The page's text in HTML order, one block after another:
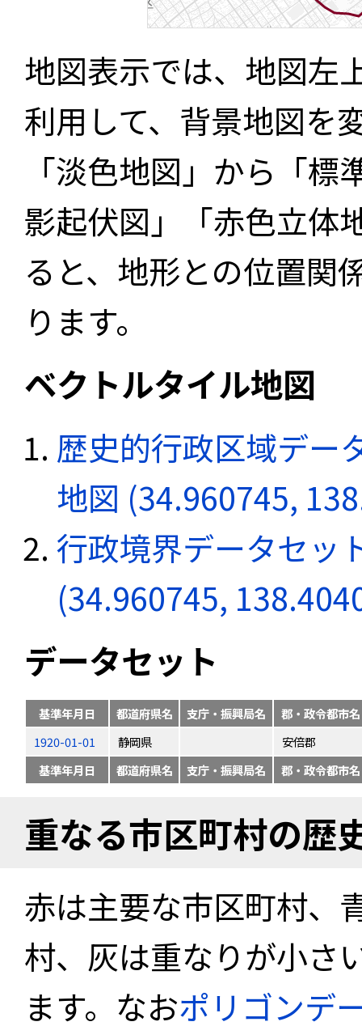
地図表示では、地図左
利用して、背景地図を
「淡色地図」から「
影起伏図」「赤色立体
ると、地形との位置関
ります。
ベクトルタイル地図
歴史的行政区域デー
地図 (34.960745,
行政境界データセッ
(34.960745,
データセット
基準年月日 都道府県名 支庁・振興局名
郡・政令都市名
1920-01-01
静岡県
安倍郡
基準年月日
都道府県名 支庁・振興局名 郡・政令都市名
重なる市区町村の歴
赤は主要な市区町村、
村、灰は重なりが小さ
ます。なおポリゴンデ